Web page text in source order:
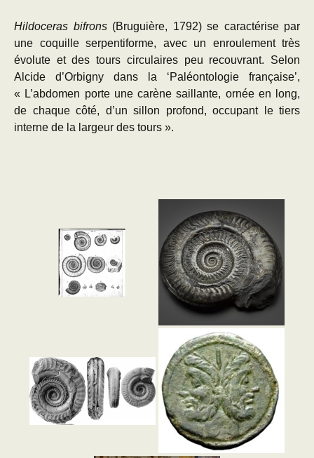
Hildoceras bifrons(Bruguière, 1792) se caractérise par
une coquille serpentiforme, avec un enroulement très
évolute et des tours circulaires peu recouvrant. Selon
Alcide d’Orbigny dans la ‘Paléontologie française’,
« L’abdomen porte une carène saillante, ornée en long,
de chaque côté, d’un sillon profond, occupant le tiers
interne de la largeur des tours ».